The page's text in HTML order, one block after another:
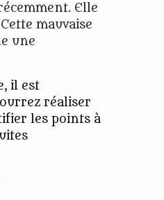
Elle
mauvaise
une
il est
réaliser
les points à